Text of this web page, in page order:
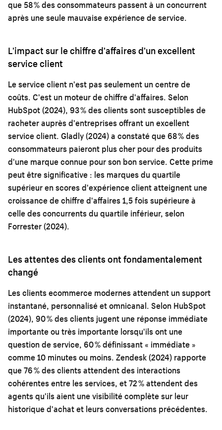
que 58 % des consommateurs passent à un concurrent
après une seule mauvaise expérience de service.
L'impact sur le chiffre d'affaires d'un excellent
service client
Le service client n'est pas seulement un centre de
coûts. C'est un moteur de chiffre d'affaires. Selon
HubSpot (2024), 93 % des clients sont susceptibles de
racheter auprès d'entreprises offrant un excellent
service client. Gladly (2024) a constaté que 68 % des
consommateurs paieront plus cher pour des produits
d'une marque connue pour son bon service. Cette prime
peut être significative : les marques du quartile
supérieur en scores d'expérience client atteignent une
croissance de chiffre d'affaires 1,5 fois supérieure à
celle des concurrents du quartile inférieur, selon
Forrester (2024).
Les attentes des clients ont fondamentalement
changé
Les clients ecommerce modernes attendent un support
instantané, personnalisé et omnicanal. Selon HubSpot
(2024), 90 % des clients jugent une réponse immédiate
importante ou très importante lorsqu'ils ont une
question de service, 60 % définissant « immédiate »
comme 10 minutes ou moins. Zendesk (2024) rapporte
que 76 % des clients attendent des interactions
cohérentes entre les services, et 72 % attendent des
agents qu'ils aient une visibilité complète sur leur
historique d'achat et leurs conversations précédentes.